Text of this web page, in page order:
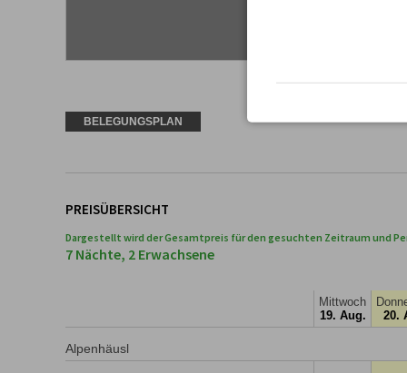
BELEGUNGSPLAN
PREISÜBERSICHT
Dargestellt wird der Gesamtpreis für den gesuchten Zeitraum und
7 Nächte, 2 Erwachsene
Mittwoch
19. Aug.
20.
Alpenhäusl